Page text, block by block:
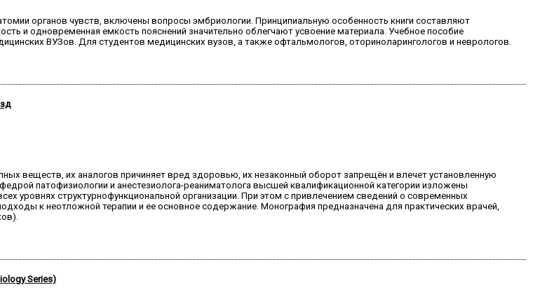
органов чувств, включены вопросы эмбриологии. Принципиальную особенность книги составляют
и одновременная емкость пояснений значительно облегчают усвоение материала. Учебное пособие
BУЗов. Для студентов медицинских вузов, а также офтальмологов, оториноларингологов и неврологов.
веществ, их аналогов причиняет вред здоровью, их незаконный оборот запрещён и влечет установленную
патофизиологии и анестезиолога-реаниматолога высшей квалификационной категории изложены
уровнях структурно­функциональной организации. При этом с привлечением сведений о современных
к неотложной терапии и ее основное содержание. Монография предназначена для практических врачей,
Series)